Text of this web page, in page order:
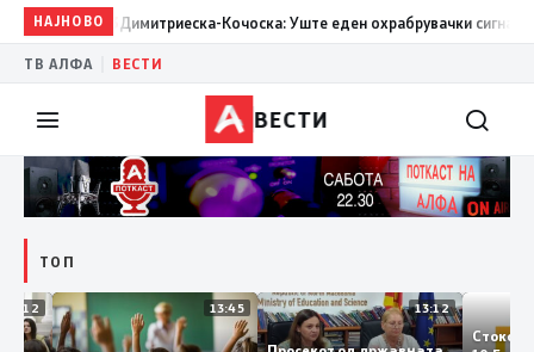
НАЈНОВО
13:03Димитриеска-Кочоска: Уште еден охрабрувачки сигнал за
ТВ АЛФА ВЕСТИ
ВЕСТИ
ТОП
14:12 13:45 13:12